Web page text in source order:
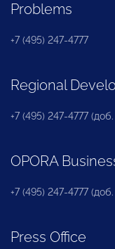
Problems
+7 (495) 247-4777
Regional
+7 (495) 247-4777 (доб.
OPORA
+7 (495) 247-4777 (доб.
Press Office